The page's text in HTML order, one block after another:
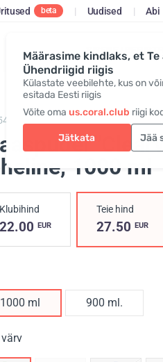
Määrasime kindlaks, et
Ühendriigid riigis
Külastate veebilehte, kus on
esitada Eesti riigis
Võite oma us.coral.club riigi
Jätkata Jää
beta | Uudised | Abi
SISENE /
, 1000 ml
Klubihind
22.00 EUR
Teie hind
27.50 EUR
1000 ml 900 ml.